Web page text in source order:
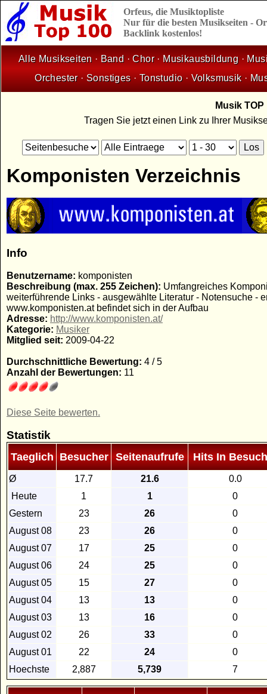
Orfeus, die Musiktopliste
Nur für die besten Musikseiten -
Backlink kostenlos!
Alle Musikseiten · Band ·Chor· Musikausbildung ·
Orchester· Sonstiges· Tonstudio· Volksmusik·
Musik
Tragen Sie jetzt einen Link zu Ihrer
Komponisten Verzeichnis
Info
Benutzername: komponisten
Beschreibung (max. 255 Zeichen): Umfangreiches
weiterführende Links - ausgewählte Literatur - Notensuche -
www.komponisten.at befindet sich in der Aufbau
Adresse: http://www.komponisten.at/
Kategorie: Musiker
Mitglied seit: 2009-04-22
Durchschnittliche Bewertung: 4 / 5
Anzahl der Bewertungen: 11
Diese Seite bewerten.
Statistik
Taeglich Besucher Seitenaufrufe Hits In
Ø 17.7 21.6
0.0
Heute
1 1
0
Gestern
23 26
0
August 08
23 26
0
August 07
17 25
0
August 06
24 25
0
August 05
15 27
0
August 04
13 13
0
August 03
13 16
0
August 02
26 33
0
August 01
22 24
0
Hoechste
2,887 5,739 7